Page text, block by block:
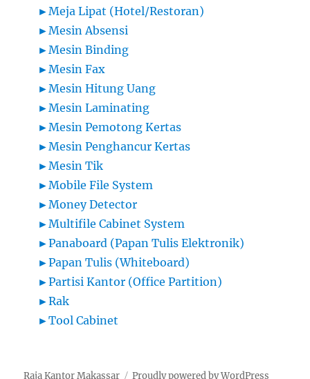
►Meja Lipat (Hotel/Restoran)
►Mesin Absensi
►Mesin Binding
►Mesin Fax
►Mesin Hitung Uang
►Mesin Laminating
►Mesin Pemotong Kertas
►Mesin Penghancur Kertas
►Mesin Tik
►Mobile File System
►Money Detector
►Multifile Cabinet System
►Panaboard (Papan Tulis Elektronik)
►Papan Tulis (Whiteboard)
►Partisi Kantor (Office Partition)
►Rak
►Tool Cabinet
Raja Kantor Makassar Proudly powered by WordPress